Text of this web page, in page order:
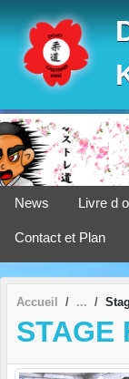
News Livre d
Contact et Plan
Accueil
STAGE
Panneau de